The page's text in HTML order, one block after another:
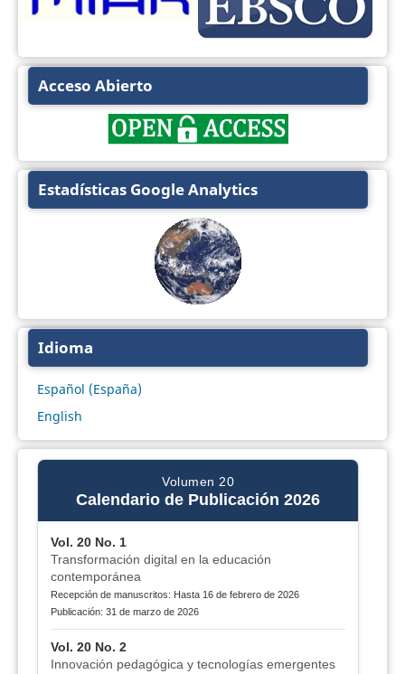
Acceso Abierto
Estadísticas Google Analytics
Idioma
Español (España)
English
Volumen 20
Calendario de Publicación 2026
Vol. 20 No. 1
Transformación digital en la educación
contemporánea
Recepción de manuscritos: Hasta 16 de febrero de 2026
Publicación: 31 de marzo de 2026
Vol. 20 No. 2
Innovación pedagógica y tecnologías emergentes